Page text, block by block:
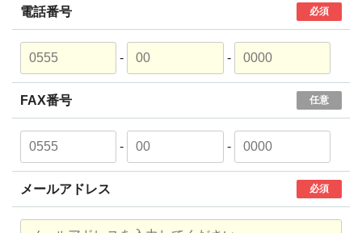
電話番号 必須
- -
FAX番号 任意
- -
メールアドレス 必須